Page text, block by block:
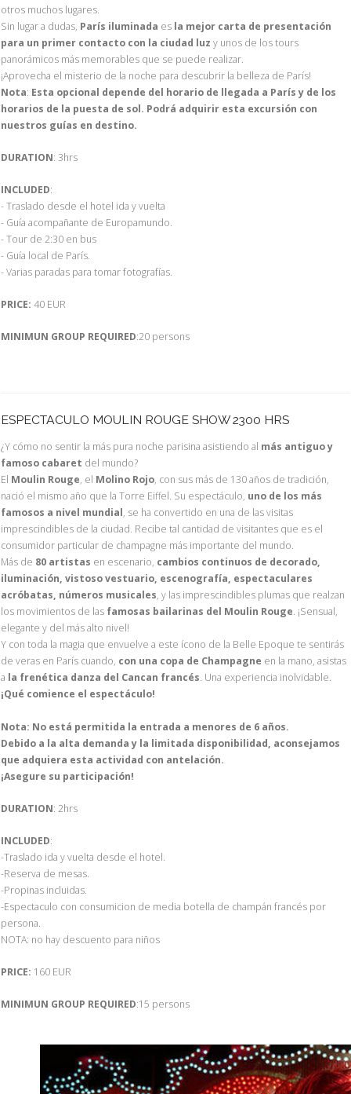
otros muchos lugares.
Sin lugar a dudas, París iluminada es la mejor carta de presentación
para un primer contacto con la ciudad luz y unos de los tours
panorámicos más memorables que se puede realizar.
¡Aprovecha el misterio de la noche para descubrir la belleza de París!
Nota: Esta opcional depende del horario de llegada a París y de los
horarios de la puesta de sol. Podrá adquirir esta excursión con
nuestros guías en destino.
DURATION: 3hrs
INCLUDED:
- Traslado desde el hotel ida y vuelta
- Guía acompañante de Europamundo.
- Tour de 2:30 en bus
- Guía local de París.
- Varias paradas para tomar fotografías.
PRICE: 40 EUR
MINIMUN GROUP REQUIRED:20 persons
ESPECTACULO MOULIN ROUGE SHOW 2300 HRS
¿Y cómo no sentir la más pura noche parisina asistiendo al más antiguo y
famoso cabaret del mundo?
El Moulin Rouge, el Molino Rojo, con sus más de 130 años de tradición,
nació el mismo año que la Torre Eiffel. Su espectáculo, uno de los más
famosos a nivel mundial, se ha convertido en una de las visitas
imprescindibles de la ciudad. Recibe tal cantidad de visitantes que es el
consumidor particular de champagne más importante del mundo.
Más de 80 artistas en escenario, cambios continuos de decorado,
iluminación, vistoso vestuario, escenografía, espectaculares
acróbatas, números musicales, y las imprescindibles plumas que realzan
los movimientos de las famosas bailarinas del Moulin Rouge. ¡Sensual,
elegante y del más alto nivel!
Y con toda la magia que envuelve a este ícono de la Belle Epoque te sentirás
de veras en París cuando, con una copa de Champagne en la mano, asistas
a la frenética danza del Cancan francés. Una experiencia inolvidable.
¡Qué comience el espectáculo!
Nota: No está permitida la entrada a menores de 6 años.
Debido a la alta demanda y la limitada disponibilidad, aconsejamos
que adquiera esta actividad con antelación.
¡Asegure su participación!
DURATION: 2hrs
INCLUDED:
-Traslado ida y vuelta desde el hotel.
-Reserva de mesas.
-Propinas incluidas.
-Espectaculo con consumicion de media botella de champán francés por
persona.
NOTA: no hay descuento para niños
PRICE: 160 EUR
MINIMUN GROUP REQUIRED:15 persons